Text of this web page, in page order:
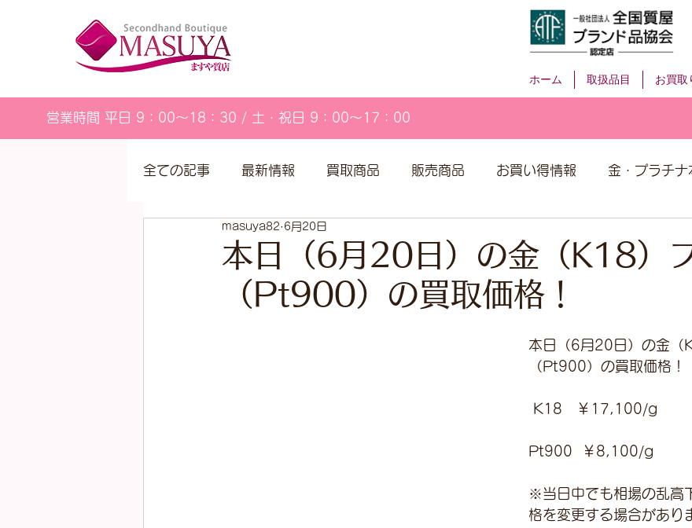
ホーム 取扱品目 お買取
営業時間 平日 9：00～18：30 / 土・祝日 9：00～17：00
全ての記事 最新情報 買取商品 販売商品 お買い得情報 金・プラチ
営業カレンダー
本日（6月20日）の金（K18）
（Pt900）の買取価格！
masuya82 6月20日
本日（6月20日）の金（
（Pt900）の買取価格！
K18　￥17,100/g
Pt900  ￥8,100/g
※当日中でも相場の乱高
格を変更する場合があり